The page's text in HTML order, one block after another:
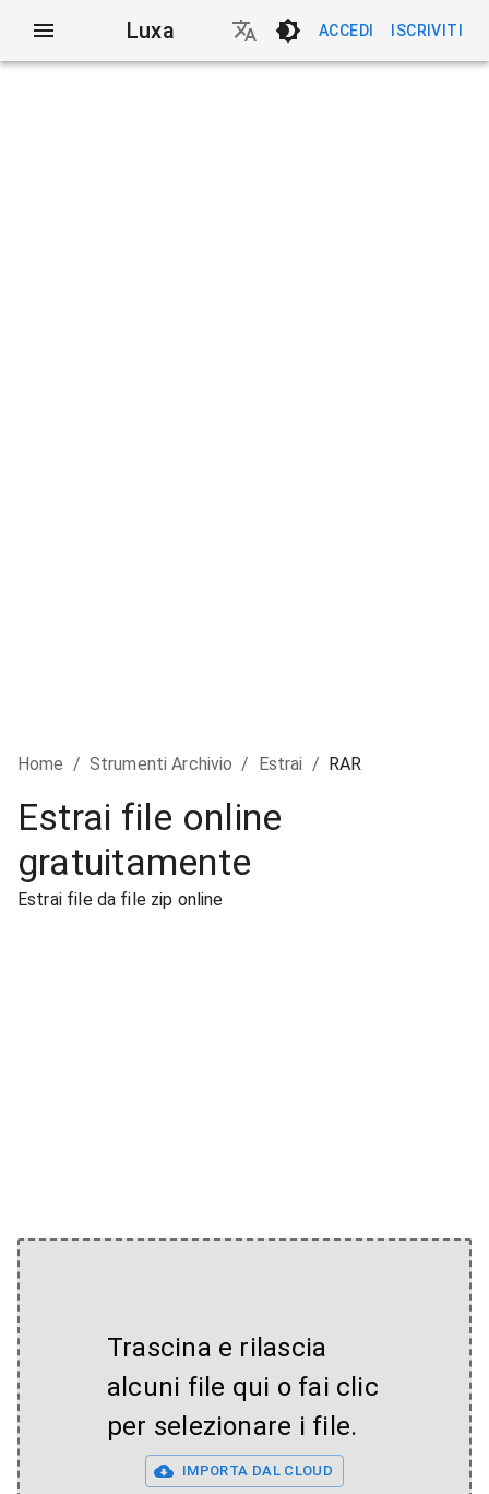
Luxa ACCEDI ISCRIVITI
Home / Strumenti Archivio / Estrai / RAR
Estrai file online
gratuitamente
Estrai file da file zip online
Trascina e rilascia
alcuni file qui o fai clic
per selezionare i file.
IMPORTA DAL CLOUD